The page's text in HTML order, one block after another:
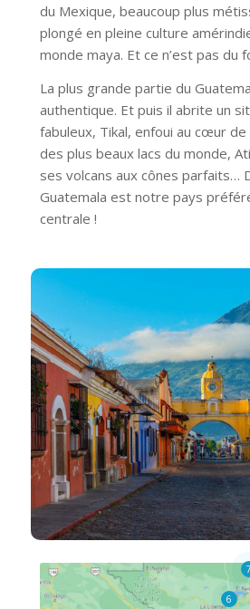
du Mexique, beaucoup plus
plongé en pleine culture
monde maya. Et ce n’est pas du
La plus grande partie du
authentique. Et puis il abrite un
fabuleux, Tikal, enfoui au cœur de
des plus beaux lacs du monde,
ses volcans aux cônes parfaits…
Guatemala est notre pays
centrale !
6
7